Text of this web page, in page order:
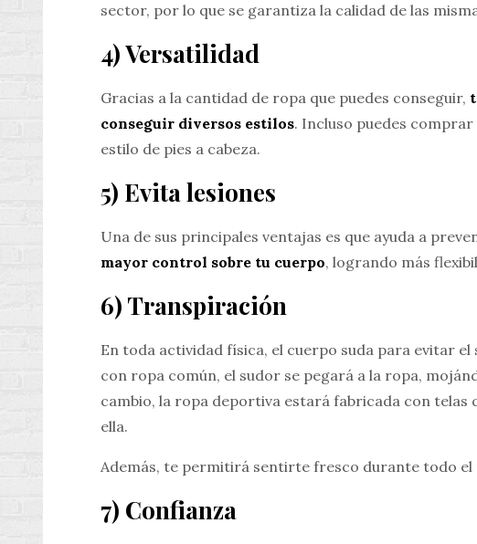
sector, por lo que se garantiza la calidad de las
4) Versatilidad
Gracias a la cantidad de ropa que puedes conseguir,
conseguir diversos estilos. Incluso puedes
estilo de pies a cabeza.
5) Evita lesiones
Una de sus principales ventajas es que ayuda a
mayor control sobre tu cuerpo, logrando más
6) Transpiración
En toda actividad física, el cuerpo suda para evitar
con ropa común, el sudor se pegará a la ropa,
cambio, la ropa deportiva estará fabricada con
ella.
Además, te permitirá sentirte fresco durante todo el
7) Confianza